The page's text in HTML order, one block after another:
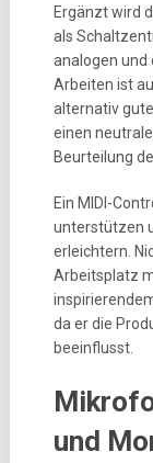
Ergänzt wird
als
analogen und
Arbeiten ist
alternativ
einen
Beurteilung
Ein MIDI-
unterstützen
erleichtern.
Arbeitsplatz
da er die
beeinflusst.
und